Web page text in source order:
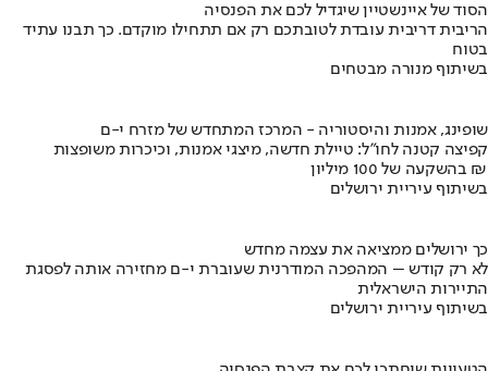
הסוד של איינשטיין שיגדיל לכם את הפנסיה
הריבית דריבית עובדת לטובתכם רק אם תתחילו מוקדם. כך תבנו עתיד
בטוח
בשיתוף מנורה מבטחים
שופינג, אמנות והיסטוריה - המרכז המתחדש של מזרח י-ם
קפיצה קטנה לחו"ל: טיילת חדשה, מיצגי אמנות, וכיכרות משופצות
בהשקעה של 100 מיליון ₪
בשיתוף עיריית ירושלים
כך ירושלים ממציאה את עצמה מחדש
לא רק קודש – המהפכה המודרנית שעוברת י-ם מחזירה אותה לפסגת
התיירות הישראלית
בשיתוף עיריית ירושלים